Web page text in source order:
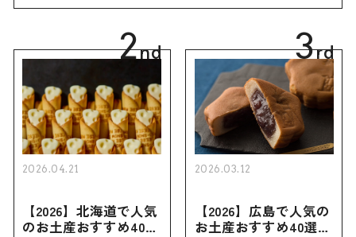
2nd
2026.04.21
【2026】北海道で人気
のお土産おすすめ40選
3rd
2026.03.12
【2026】広島で人気の
お土産おすすめ40選｜